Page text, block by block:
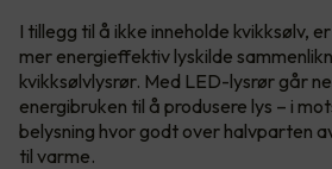
I tillegg til å ikke inneholde kvikksølv,
mer energieffektiv lyskilde
kvikksølvlysrør. Med LED-lysrør går
energibruken til å produsere lys – i
belysning hvor godt over halvparten
til varme.